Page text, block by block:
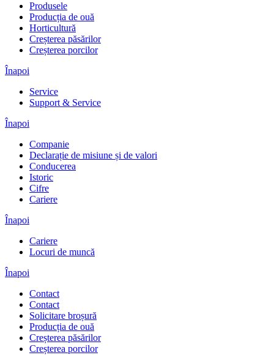
Produsele
Producția de ouă
Horticultură
Creșterea păsărilor
Creșterea porcilor
Înapoi
Service
Support & Service
Înapoi
Companie
Declarație de misiune și de valori
Conducerea
Istoric
Cifre
Cariere
Înapoi
Cariere
Locuri de muncă
Înapoi
Contact
Contact
Solicitare broșură
Producția de ouă
Creșterea păsărilor
Creșterea porcilor